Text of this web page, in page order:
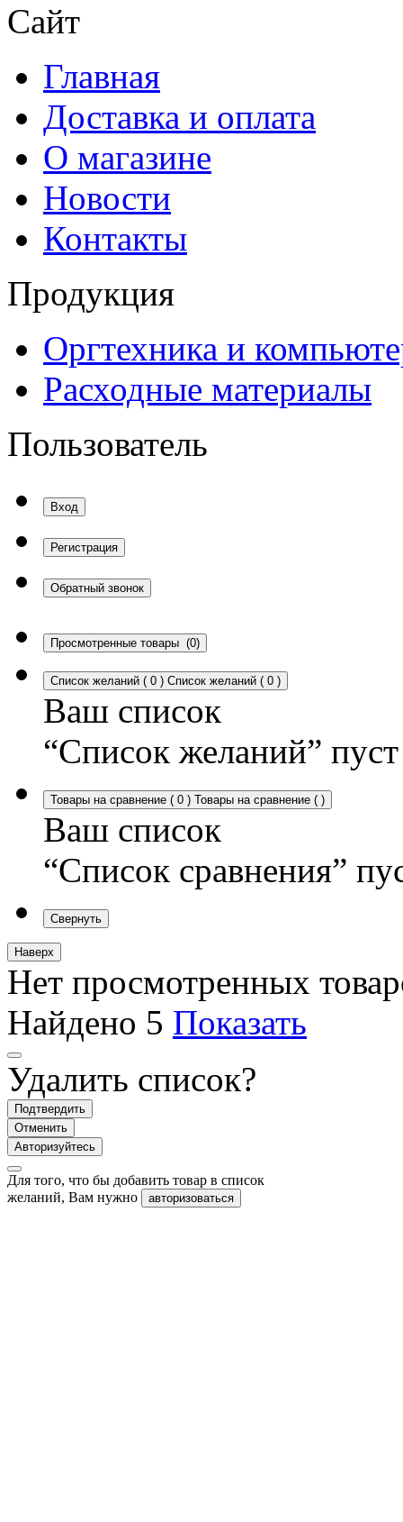
Сайт
Главная
Доставка и оплата
О магазине
Новости
Контакты
Продукция
Оргтехника и
Расходные материалы
Пользователь
Вход
Регистрация
Обратный звонок
Просмотренные товары (0)
Список желаний ( 0 ) Список желаний ( 0 )
Ваш список
“Список желаний” пуст
Товары на сравнение ( 0 ) Товары на сравнение ( )
Ваш список
“Список сравнения”
Свернуть
Наверх
Нет просмотренных
Найдено 5 Показать
Удалить список?
Подтвердить
Отменить
Авторизуйтесь
Для того, что бы добавить товар в список
желаний, Вам нужно
авторизоваться